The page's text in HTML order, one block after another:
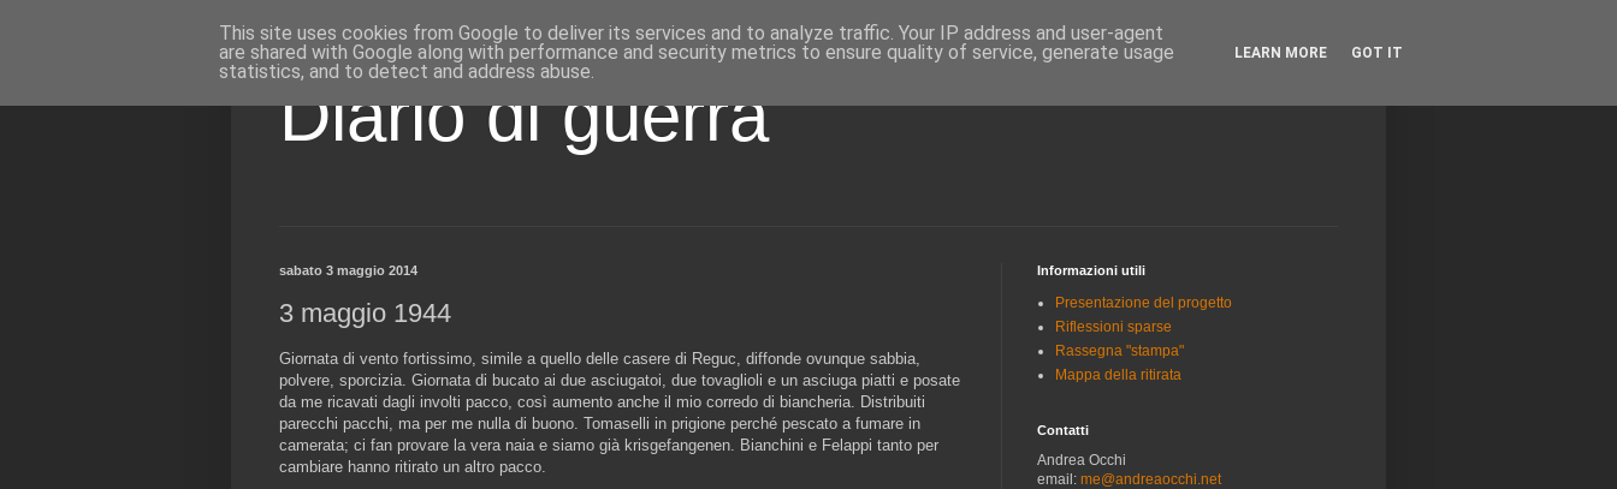
Diario di guerra
sabato 3 maggio 2014
3 maggio 1944
Giornata di vento fortissimo, simile a quello delle casere di Reguc, diffonde ovunque sabbia,
polvere, sporcizia. Giornata di bucato ai due asciugatoi, due tovaglioli e un asciuga piatti e posate
da me ricavati dagli involti pacco, così aumento anche il mio corredo di biancheria. Distribuiti
parecchi pacchi, ma per me nulla di buono. Tomaselli in prigione perché pescato a fumare in
camerata; ci fan provare la vera naia e siamo già krisgefangenen. Bianchini e Felappi tanto per
cambiare hanno ritirato un altro pacco.
Informazioni utili
Presentazione del progetto
Riflessioni sparse
Rassegna "stampa"
Mappa della ritirata
Contatti
Andrea Occhi
email: me@andreaocchi.net
This site uses cookies from Google to deliver its services and to analyze traffic. Your IP address and user-agent
are shared with Google along with performance and security metrics to ensure quality of service, generate usage
statistics, and to detect and address abuse.
LEARN MORE GOT IT